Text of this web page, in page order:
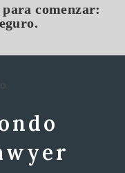
comenzar: